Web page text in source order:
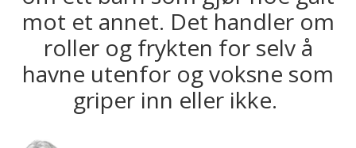
mot et annet. Det handler om
roller og frykten for selv å
havne utenfor og voksne som
griper inn eller ikke.